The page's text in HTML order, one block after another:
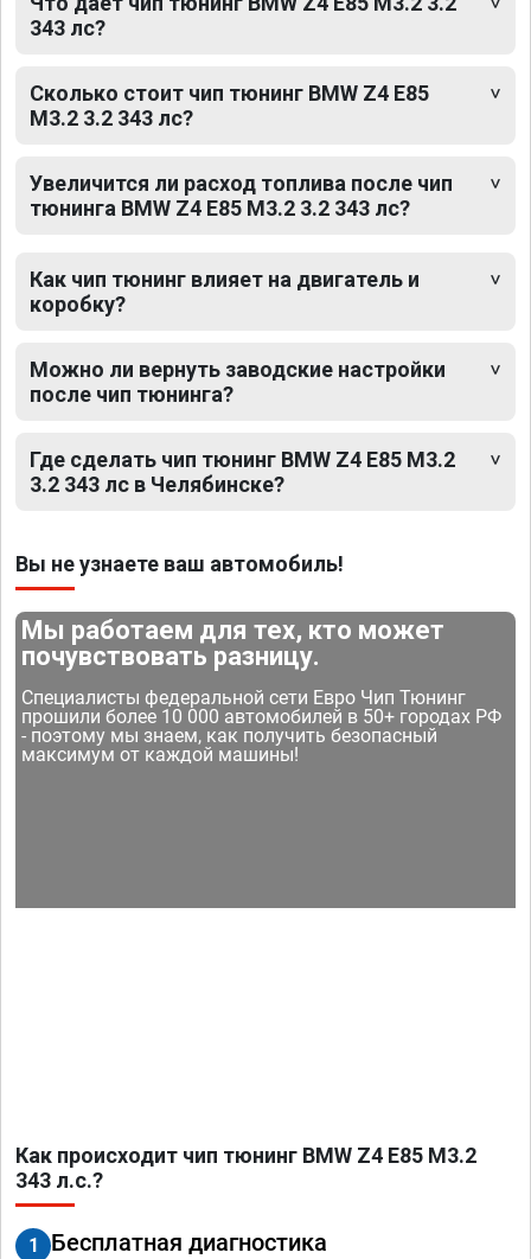
343 лс?
Сколько стоит чип тюнинг BMW Z4 E85
M3.2 3.2 343 лс?
Увеличится ли расход топлива после чип
тюнинга BMW Z4 E85 M3.2 3.2 343 лс?
Как чип тюнинг влияет на двигатель и
коробку?
Можно ли вернуть заводские настройки
после чип тюнинга?
Где сделать чип тюнинг BMW Z4 E85 M3.2
3.2 343 лс в Челябинске?
Вы не узнаете ваш автомобиль!
Мы работаем для тех, кто может
почувствовать разницу.
Специалисты федеральной сети Евро Чип Тюнинг
прошили более 10 000 автомобилей в 50+ городах РФ
- поэтому мы знаем, как получить безопасный
максимум от каждой машины!
Как происходит чип тюнинг BMW Z4 E85 M3.2
343 л.с.?
1 Бесплатная диагностика